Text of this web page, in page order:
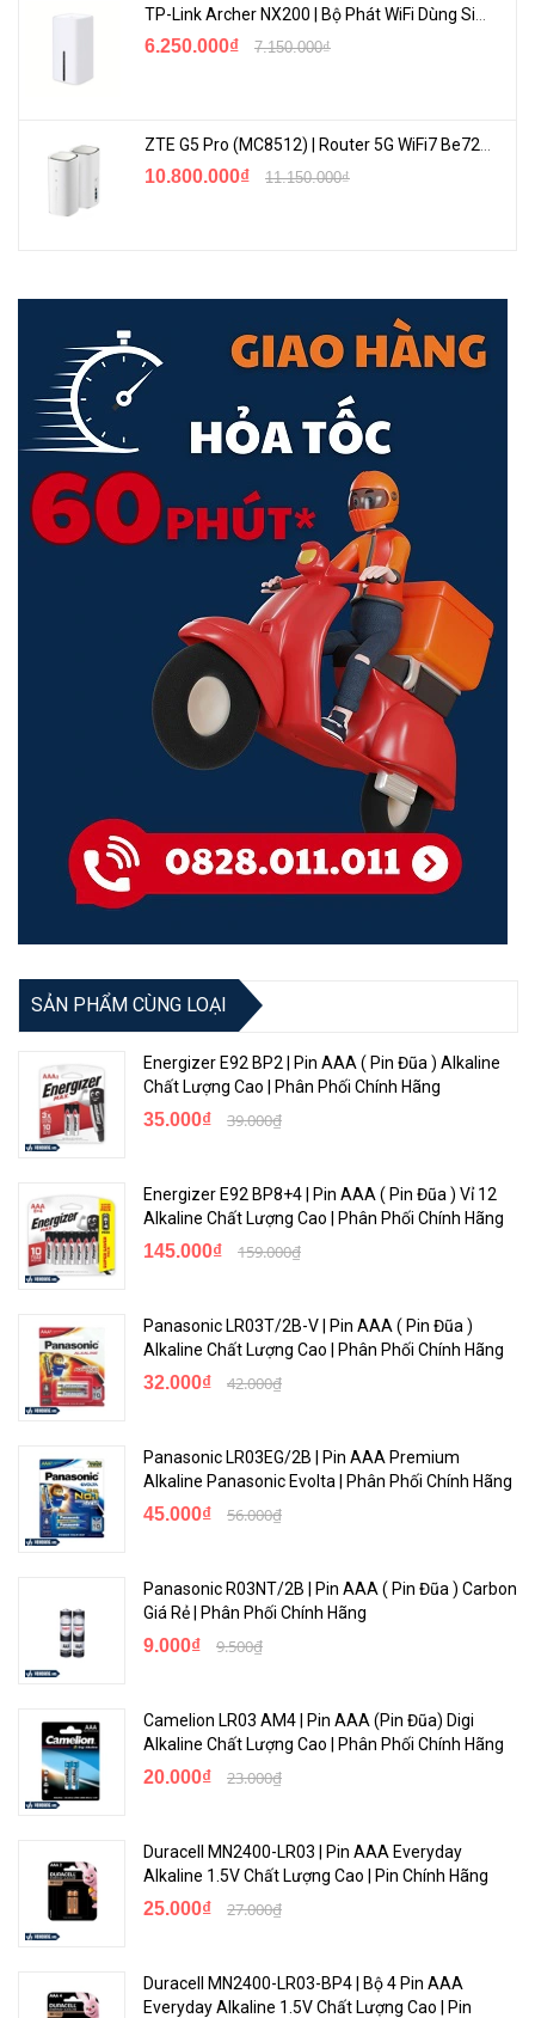
6.250.000₫ 7.150.000₫
10.800.000₫ 11.150.000₫
SẢN PHẨM CÙNG LOẠI
Energizer E92 BP2 | Pin AAA ( Pin Đũa ) Alkaline
Chất Lượng Cao | Phân Phối Chính Hãng
35.000₫ 39.000₫
Energizer E92 BP8+4 | Pin AAA ( Pin Đũa ) Vỉ 12
Alkaline Chất Lượng Cao | Phân Phối Chính Hãng
145.000₫ 159.000₫
Panasonic LR03T/2B-V | Pin AAA ( Pin Đũa )
Alkaline Chất Lượng Cao | Phân Phối Chính Hãng
32.000₫ 42.000₫
Panasonic LR03EG/2B | Pin AAA Premium
Alkaline Panasonic Evolta | Phân Phối Chính Hãng
45.000₫ 56.000₫
Panasonic R03NT/2B | Pin AAA ( Pin Đũa ) Carbon
Giá Rẻ | Phân Phối Chính Hãng
9.000₫ 9.500₫
Camelion LR03 AM4 | Pin AAA (Pin Đũa) Digi
Alkaline Chất Lượng Cao | Phân Phối Chính Hãng
20.000₫ 23.000₫
Duracell MN2400-LR03 | Pin AAA Everyday
Alkaline 1.5V Chất Lượng Cao | Pin Chính Hãng
25.000₫ 27.000₫
Duracell MN2400-LR03-BP4 | Bộ 4 Pin AAA
Everyday Alkaline 1.5V Chất Lượng Cao | Pin